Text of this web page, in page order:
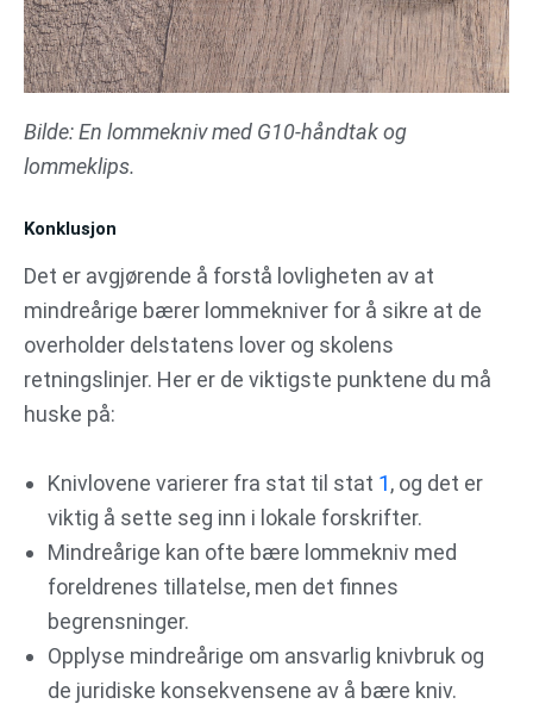
Bilde: En lommekniv med G10-håndtak og
lommeklips.
Konklusjon
Det er avgjørende å forstå lovligheten av at
mindreårige bærer lommekniver for å sikre at de
overholder delstatens lover og skolens
retningslinjer. Her er de viktigste punktene du må
huske på:
Knivlovene varierer fra stat til stat 1, og det er
viktig å sette seg inn i lokale forskrifter.
Mindreårige kan ofte bære lommekniv med
foreldrenes tillatelse, men det finnes
begrensninger.
Opplyse mindreårige om ansvarlig knivbruk og
de juridiske konsekvensene av å bære kniv.